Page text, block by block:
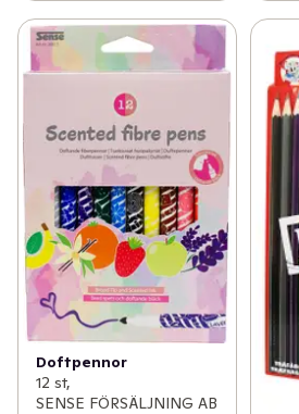
Doftpennor
12 st,
SENSE FÖRSÄLJNING AB